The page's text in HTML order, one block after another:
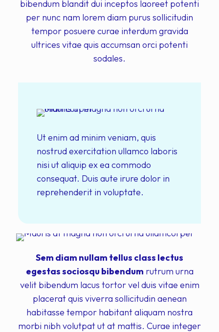
bibendum blandit dui inceptos laoreet potenti
per nunc nam lorem diam purus sollicitudin
tempor posuere curae interdum gravida
ultrices vitae quis accumsan orci potenti
sodales.
Ut enim ad minim veniam, quis
nostrud exercitation ullamco laboris
nisi ut aliquip ex ea commodo
consequat. Duis aute irure dolor in
reprehenderit in voluptate.
Sem diam nullam tellus class lectus
egestas sociosqu bibendum rutrum urna
velit bibendum lacus tortor vel duis vitae enim
placerat quis viverra sollicitudin aenean
habitasse tempor habitant aliquam nostra
morbi nibh volutpat ut at mattis. Curae integer